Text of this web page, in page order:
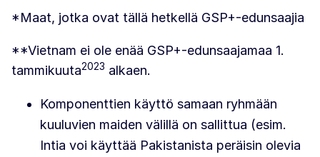
*Maat, jotka ovat tällä hetkellä GSP+-edunsaajia
**Vietnam ei ole enää GSP+-edunsaajamaa 1.
tammikuuta2023 alkaen.
Komponenttien käyttö samaan ryhmään
kuuluvien maiden välillä on sallittua (esim.
Intia voi käyttää Pakistanista peräisin olevia